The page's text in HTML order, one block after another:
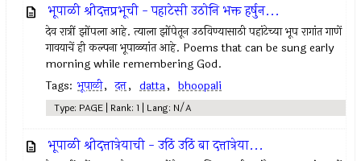
भूपाळी श्रीदत्तप्रभूची - पहाटेसी उठोनि भक्त हर्षुन...
देव रात्रीं झोंपला आहे. त्याला झोंपेतून उठविण्यासाठी पहांटेच्या भूप रागांत गाणें
गावयाचें ही कल्पना भूपाळ्यांत आहे. Poems that can be sung early
morning while remembering God.
Tags: भूपाळी, दत्त, datta, bhoopali
Type: PAGE | Rank: 1 | Lang: N/A
भूपाळी श्रीदत्तात्रेयाची - उठिं उठिं बा दत्तात्रेया...